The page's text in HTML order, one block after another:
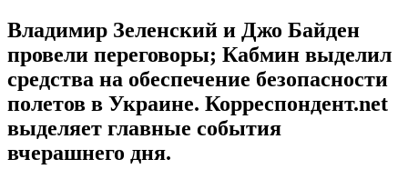
Владимир Зеленский и Джо Байден
провели переговоры; Кабмин выделил
средства на обеспечение безопасности
полетов в Украине. Корреспондент.net
выделяет главные события
вчерашнего дня.